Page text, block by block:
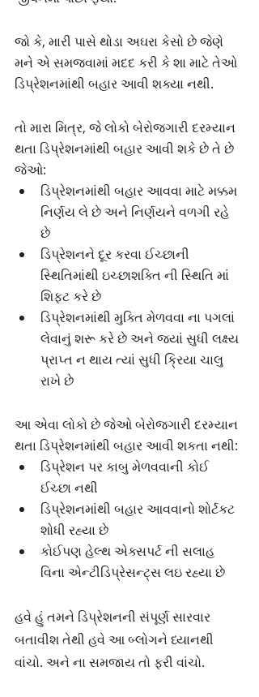
જો કે, મારી પાસે થોડા અઘરા કેસો છે જેણે
મને એ સમજવામાં મદદ કરી કે શા માટે તેઓ
ડિપ્રેશનમાંથી બહાર આવી શક્યા નથી.
તો મારા મિત્ર, જે લોકો બેરોજગારી દરમ્યાન
થતા ડિપ્રેશનમાંથી બહાર આવી શકે છે તે છે
જેઓ:
ડિપ્રેશનમાંથી બહાર આવવા માટે મક્કમ
નિર્ણય લે છે અને નિર્ણયને વળગી રહે
છે
ડિપ્રેશનને દૂર કરવા ઈચ્છાની
સ્થિતિમાંથી ઇચ્છાશક્તિ ની સ્થિતિ માં
શિફ્ટ કરે છે
ડિપ્રેશનમાંથી મુક્તિ મેળવવા ના પગલાં
લેવાનું શરૂ કરે છે અને જ્યાં સુધી લક્ષ્ય
પ્રાપ્ત ન થાય ત્યાં સુધી ક્રિયા ચાલુ
રાખે છે
આ એવા લોકો છે જેઓ બેરોજગારી દરમ્યાન
થતા ડિપ્રેશનમાંથી બહાર આવી શકતા નથી:
ડિપ્રેશન પર કાબુ મેળવવાની કોઈ
ઈચ્છા નથી
ડિપ્રેશનમાંથી બહાર આવવાનો શોર્ટકટ
શોધી રહ્યા છે
કોઈપણ હેલ્થ એક્સપર્ટ ની સલાહ
વિના એન્ટીડિપ્રેસન્ટ્સ લઇ રહ્યા છે
હવે હું તમને ડિપ્રેશનની સંપૂર્ણ સારવાર
બતાવીશ તેથી હવે આ બ્લોગને ધ્યાનથી
વાંચો. અને ના સમજાય તો ફરી વાંચો.